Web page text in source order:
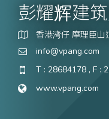
彭耀辉建
香港湾仔 摩理臣
info@vpang.com
T : 28684178 , F :
www.vpang.com